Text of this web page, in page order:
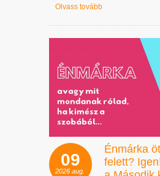
Olvass tovább
09
2026 aug.
Énmárka
felett?